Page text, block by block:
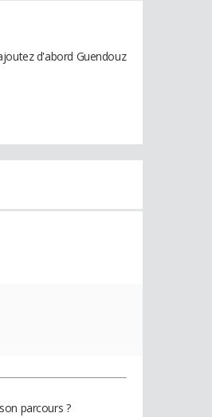
d'abord Guendouz
parcours ?